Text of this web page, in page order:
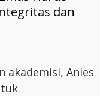
akademisi, Anies